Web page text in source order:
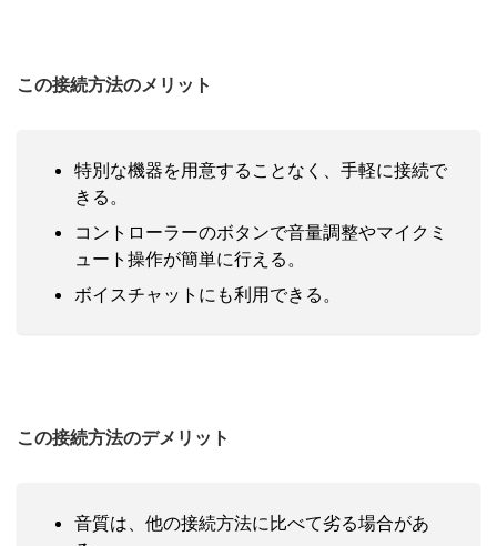
この接続方法のメリット
特別な機器を用意することなく、手軽に接続で
きる。
コントローラーのボタンで音量調整やマイクミ
ュート操作が簡単に行える。
ボイスチャットにも利用できる。
この接続方法のデメリット
音質は、他の接続方法に比べて劣る場合があ